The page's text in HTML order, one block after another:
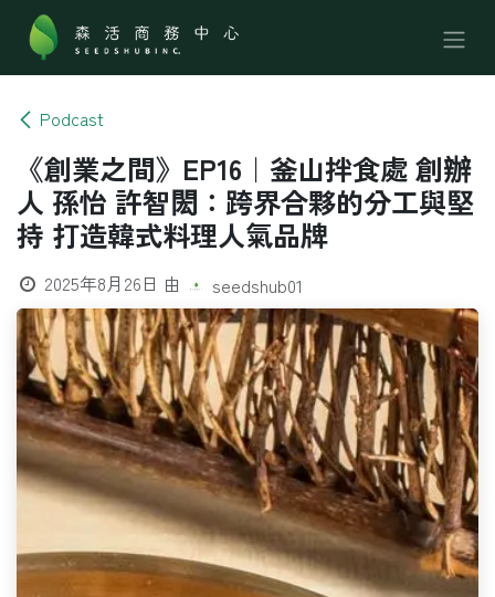
跳至內容
Podcast
《創業之間》EP16｜釜山拌食處 創辦
人 孫怡 許智閎：跨界合夥的分工與堅
持 打造韓式料理人氣品牌
2025年8月26日 由 seedshub01